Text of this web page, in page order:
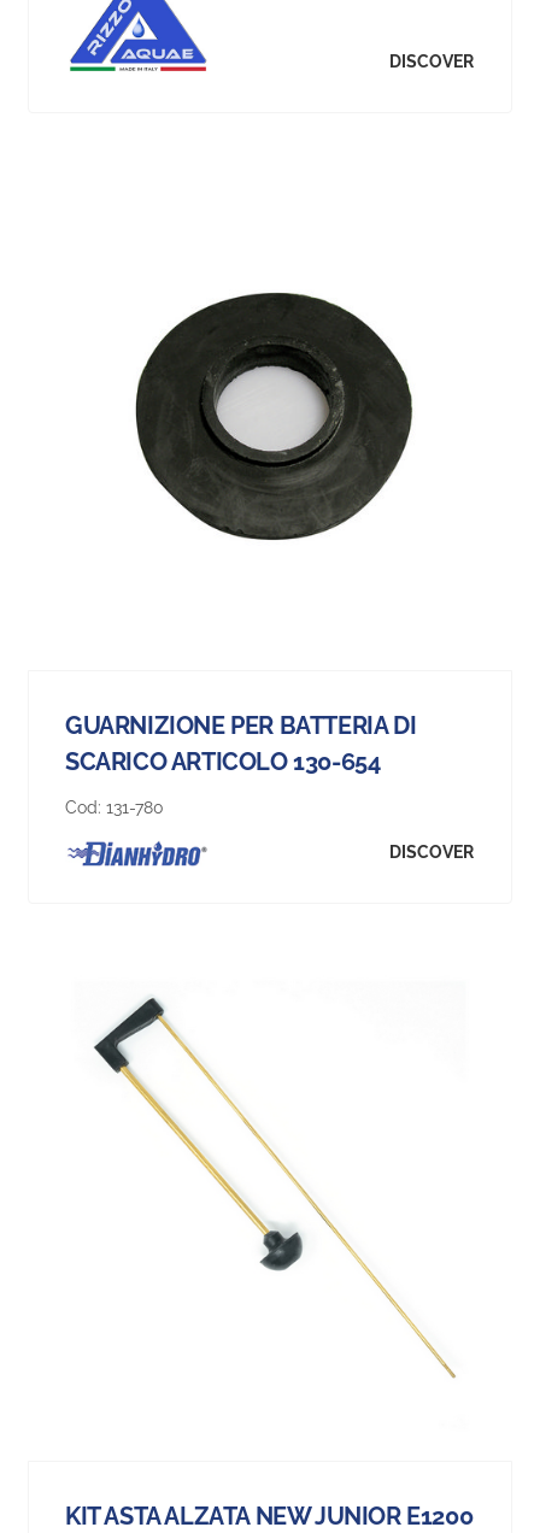
DISCOVER
GUARNIZIONE PER BATTERIA DI
SCARICO ARTICOLO 130-654
Cod: 131-780
DISCOVER
KIT ASTA ALZATA NEW JUNIOR E1200